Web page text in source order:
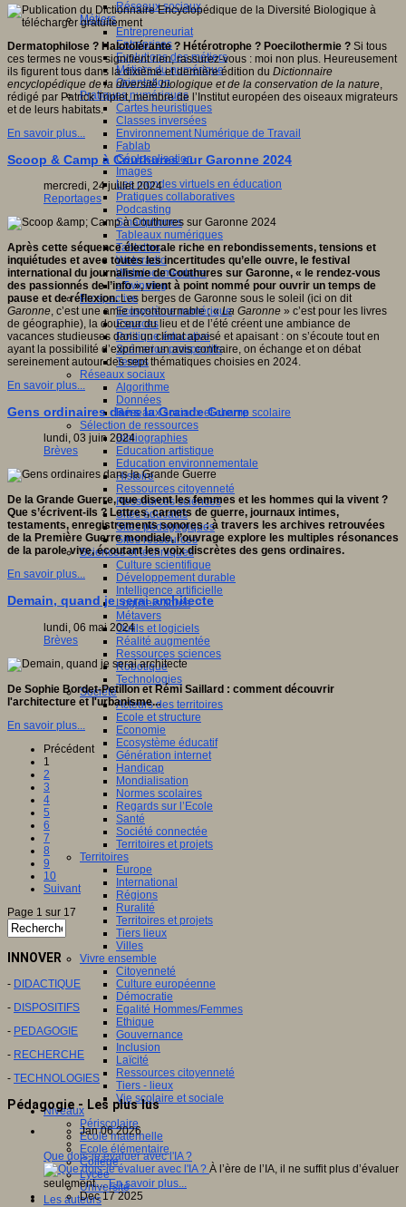
Réseaux sociaux
Métiers
Entrepreneuriat
Entreprises
Evolutions des métiers
Métiers du numérique
Orientation
Pratiques numériques
Cartes heuristiques
Classes inversées
Environnement Numérique de Travail
Fablab
Géolocalisation
Images
Les mondes virtuels en éducation
Pratiques collaboratives
Podcasting
Smartphones
Tableaux numériques
Tablettes
Web radio
Webdocumentaire
eTwinning
Prospective
Ecosystème numérique
Espaces
Politique éducative
Scénarios prospectifs
Temps
Réseaux sociaux
Algorithme
Données
Réseaux sociaux et champ scolaire
Sélection de ressources
Bibliographies
Education artistique
Education environnementale
Histoire
Ressources citoyenneté
Ressources sciences
Sites éducatifs
Sites pédagogiques
Sites ressources
Sciences et techniques
Culture scientifique
Développement durable
Intelligence artificielle
Logiciels libres
Métavers
Outils et logiciels
Réalité augmentée
Ressources sciences
Robotique
Technologies
Société
Acteurs des territoires
Ecole et structure
Economie
Ecosystème éducatif
Génération internet
Handicap
Mondialisation
Normes scolaires
Regards sur l’Ecole
Santé
Société connectée
Territoires et projets
Territoires
Europe
International
Régions
Ruralité
Territoires et projets
Tiers lieux
Villes
Vivre ensemble
Citoyenneté
Culture européenne
Démocratie
Egalité Hommes/Femmes
Ethique
Gouvernance
Inclusion
Laïcité
Ressources citoyenneté
Tiers - lieux
Vie scolaire et sociale
Niveaux
Périscolaire
Ecole maternelle
Ecole élémentaire
Collège
Lycée
Université
Les auteurs
Dermatophilose ? Halotolérante ? Hétérotrophe ? Poecilothermie ? Si tous
ces termes ne vous signifient rien, rassurez-vous : moi non plus. Heureusement
ils figurent tous dans la dixième et dernière édition du Dictionnaire
encyclopédique de la diversité biologique et de la conservation de la nature,
rédigé par Patrick Triplet, membre de l’Institut européen des oiseaux migrateurs
et de leurs habitats.
En savoir plus...
Scoop & Camp à Couthures sur Garonne 2024
mercredi, 24 juillet 2024
Reportages
Après cette séquence électorale riche en rebondissements, tensions et
inquiétudes et avec toutes les incertitudes qu’elle ouvre, le festival
international du journalisme de Couthures sur Garonne, « le rendez-vous
des passionnés de l’info », vient à point nommé pour ouvrir un temps de
pause et de réflexion.Les berges de Garonne sous le soleil (ici on dit
Garonne, c’est une amie incontournable ; «La Garonne » c’est pour les livres
de géographie), la douceur du lieu et de l’été créent une ambiance de
vacances studieuses dans un climat apaisé et apaisant : on s’écoute tout en
ayant la possibilité d’exprimer un avis contraire, on échange et on débat
sereinement autour des sept thématiques choisies en 2024.
En savoir plus...
Gens ordinaires dans la Grande Guerre
lundi, 03 juin 2024
Brèves
De la Grande Guerre, que disent les femmes et les hommes qui la vivent ?
Que s’écrivent-ils ? Lettres, carnets de guerre, journaux intimes,
testaments, enregistrements sonores : à travers les archives retrouvées
de la Première Guerre mondiale, l’ouvrage explore les multiples résonances
de la parole vive, écoutant les voix discrètes des gens ordinaires.
En savoir plus...
Demain, quand je serai architecte
lundi, 06 mai 2024
Brèves
De Sophie Bordet-Petillon et Rémi Saillard : comment découvrir
l'architecture et l'urbanisme...
En savoir plus...
Précédent
1
2
3
4
5
6
7
8
9
10
Suivant
Page 1 sur 17
INNOVER
- DIDACTIQUE
- DISPOSITIFS
- PEDAGOGIE
- RECHERCHE
- TECHNOLOGIES
Pédagogie - Les plus lus
Jan 06 2026
Que dois-je évaluer avec l'IA ?
À l’ère de l’IA, il ne suffit plus d’évaluer
seulement…En savoir plus...
Dec 17 2025